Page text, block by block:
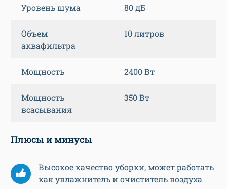
Уровень шума 80 дБ
Объем
аквафильтра
10 литров
Мощность 2400 Вт
Мощность
всасывания
350 Вт
Плюсы и минусы
Высокое качество уборки, может работать
как увлажнитель и очиститель воздуха